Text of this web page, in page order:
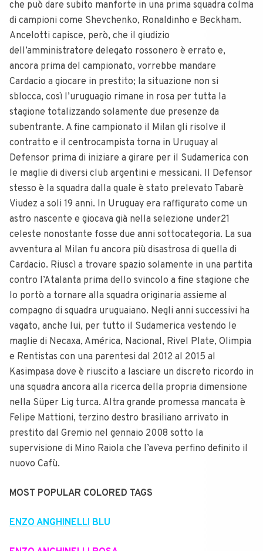
che può dare subito manforte in una prima squadra colma
di campioni come Shevchenko, Ronaldinho e Beckham.
Ancelotti capisce, però, che il giudizio
dell’amministratore delegato rossonero è errato e,
ancora prima del campionato, vorrebbe mandare
Cardacio a giocare in prestito; la situazione non si
sblocca, così l’uruguagio rimane in rosa per tutta la
stagione totalizzando solamente due presenze da
subentrante. A fine campionato il Milan gli risolve il
contratto e il centrocampista torna in Uruguay al
Defensor prima di iniziare a girare per il Sudamerica con
le maglie di diversi club argentini e messicani. Il Defensor
stesso è la squadra dalla quale è stato prelevato Tabarè
Viudez a soli 19 anni. In Uruguay era raffigurato come un
astro nascente e giocava già nella selezione under21
celeste nonostante fosse due anni sottocategoria. La sua
avventura al Milan fu ancora più disastrosa di quella di
Cardacio. Riuscì a trovare spazio solamente in una partita
contro l’Atalanta prima dello svincolo a fine stagione che
lo portò a tornare alla squadra originaria assieme al
compagno di squadra uruguaiano. Negli anni successivi ha
vagato, anche lui, per tutto il Sudamerica vestendo le
maglie di Necaxa, América, Nacional, Rivel Plate, Olimpia
e Rentistas con una parentesi dal 2012 al 2015 al
Kasimpasa dove è riuscito a lasciare un discreto ricordo in
una squadra ancora alla ricerca della propria dimensione
nella Süper Lig turca. Altra grande promessa mancata è
Felipe Mattioni, terzino destro brasiliano arrivato in
prestito dal Gremio nel gennaio 2008 sotto la
supervisione di Mino Raiola che l’aveva perfino definito il
nuovo Cafù.
MOST POPULAR COLORED TAGS
ENZO ANGHINELLI BLU